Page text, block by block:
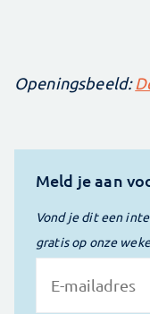
Openingsbeeld:
Meld je aan
Vond je dit een
gratis op onze